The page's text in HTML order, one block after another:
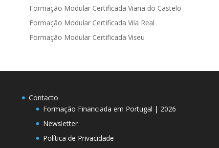
Formação Modular Certificada Viana do Castelo
Formação Modular Certificada Vila Real
Formação Modular Certificada Viseu
Contacto
Formação Financiada em Portugal | 2026
Newsletter
Política de Privacidade